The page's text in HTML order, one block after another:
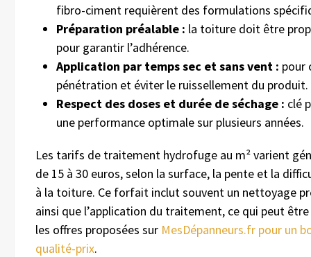
fibro-ciment requièrent des formulations
Préparation préalable : la toiture doit être
pour garantir l’adhérence.
Application par temps sec et sans vent : pour
pénétration et éviter le ruissellement du produit.
Respect des doses et durée de séchage : clé
une performance optimale sur plusieurs années.
Les tarifs de traitement hydrofuge au m² varient
de 15 à 30 euros, selon la surface, la pente et la
à la toiture. Ce forfait inclut souvent un nettoyage
ainsi que l’application du traitement, ce qui peut
les offres proposées sur MesDépanneurs.fr pour un
qualité-prix.